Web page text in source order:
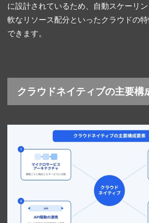
に設計されているため、自動スケーリ
軟なリソース配分といったクラウドの
できます。
クラウドネイティブの主要構